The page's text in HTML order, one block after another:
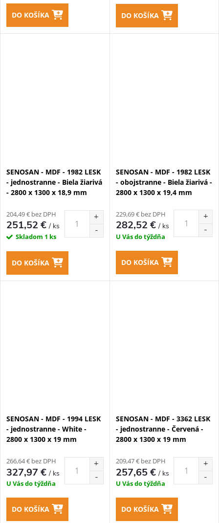
DO KOŠÍKA DO KOŠÍKA
SENOSAN - MDF - 1982 LESK
- jednostranne - Biela žiarivá
- 2800 x 1300 x 18,9 mm
204,49 € bez DPH
251,52 €/ ks
Skladom 1 ks
DO KOŠÍKA
SENOSAN - MDF - 1982 LESK
- obojstranne - Biela žiarivá -
2800 x 1300 x 19,4 mm
229,69 € bez DPH
282,52 €/ ks
U Vás do týždňa
DO KOŠÍKA
SENOSAN - MDF - 1994 LESK
- jednostranne - White -
2800 x 1300 x 19 mm
266,64 € bez DPH
327,97 €/ ks
U Vás do týždňa
DO KOŠÍKA
SENOSAN - MDF - 3362 LESK
- jednostranne - Červená -
2800 x 1300 x 19 mm
209,47 € bez DPH
257,65 €/ ks
U Vás do týždňa
DO KOŠÍKA